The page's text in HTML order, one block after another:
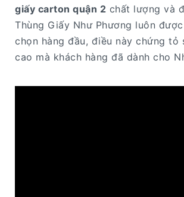
giấy carton quận 2 chất lượng và
Thùng Giấy Như Phương luôn
chọn hàng đầu, điều này chứng tỏ
cao mà khách hàng đã dành cho